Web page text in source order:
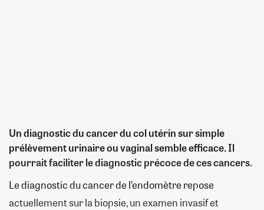
Un diagnostic du cancer du col utérin sur simple
prélèvement urinaire ou vaginal semble efficace. Il
pourrait faciliter le diagnostic précoce de ces cancers.
Le diagnostic du cancer de l’endomètre repose
actuellement sur la biopsie, un examen invasif et